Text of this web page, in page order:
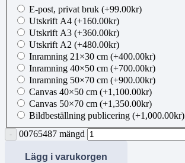
E-post, privat bruk (+99.00kr)
Utskrift A4 (+160.00kr)
Utskrift A3 (+360.00kr)
Utskrift A2 (+480.00kr)
Inramning 21×30 cm (+400.00kr)
Inramning 40×50 cm (+700.00kr)
Inramning 50×70 cm (+900.00kr)
Canvas 40×50 cm (+1,100.00kr)
Canvas 50×70 cm (+1,350.00kr)
Bildbeställning publicering (+1,000.00kr)
00765487 mängd
Lägg i varukorgen